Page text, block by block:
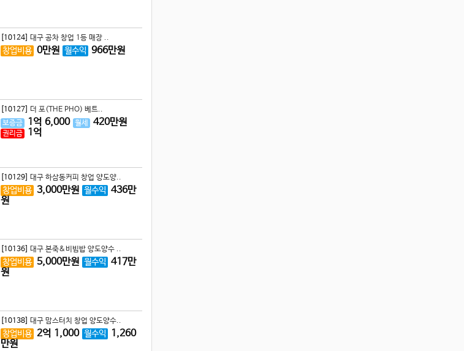
[10124] 대구 공차 창업 1등 매장 ..
창업비용 0만원 월수익 966만원
[10127]
더 포(THE PHO) 베트..
보증금
1억 6,000 월세 420만원
권리금 1억
[10129] 대구 하삼동커피 창업 양도양..
창업비용 3,000만원 월수익 436만
원
[10136] 대구 본죽&비빔밥 양도양수 ..
창업비용 5,000만원 월수익 417만
원
[10138] 대구 맘스터치 창업 양도양수..
창업비용 2억 1,000 월수익
1,260
만원